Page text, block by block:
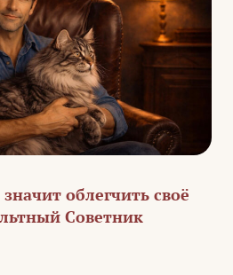
облегчить своё
Советник